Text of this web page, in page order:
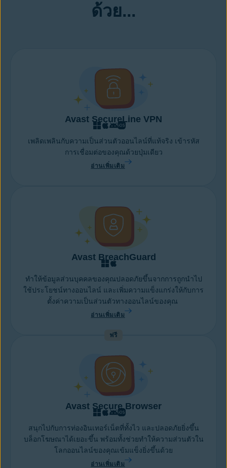
ด้วย...
Avast SecureLine VPN
เพลิดเพลินกับความเป็นส่วนตัวออนไลน์ที่แท้จริง เข้ารหัส
การเชื่อมต่อของคุณด้วยปุ่มเดียว
อ่านเพิ่มเติม
Avast BreachGuard
ทำให้ข้อมูลส่วนบุคคลของคุณปลอดภัยขึ้นจากการถูกนำไป
ใช้ประโยชน์ทางออนไลน์ และเพิ่มความแข็งแกร่งให้กับการ
ตั้งค่าความเป็นส่วนตัวทางออนไลน์ของคุณ
อ่านเพิ่มเติม
ฟรี
Avast Secure Browser
สนุกไปกับการท่องอินเทอร์เน็ตที่ทั้งไว และปลอดภัยยิ่งขึ้น
บล็อกโฆษณาได้เยอะขึ้น พร้อมทั้งช่วยทำให้ความส่วนตัวใน
โลกออนไลน์ของคุณเข้มแข็งยิ่งขึ้นด้วย
อ่านเพิ่มเติม